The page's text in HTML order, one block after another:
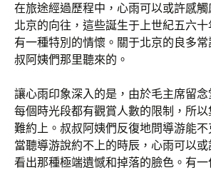
在旅途經過歷程中，心雨可以或許感
北京的向往，這些誕生于上世紀五六
有一種特別的情懷。關于北京的良多
叔阿姨們那里聽來的。
讓心雨印象深入的是，由於毛主席留念
每個時光段都有觀賞人數的限制，所
難約上。叔叔阿姨們反復地問導游能不
當聽導游說約不上的時辰，心雨可以
看出那種極端遺憾和掉落的臉色。有